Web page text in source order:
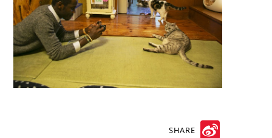
SHARE